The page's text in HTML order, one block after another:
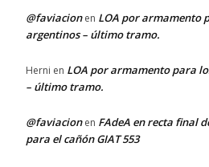
@faviacionen LOA por armamento
argentinos – último tramo.
Herni en LOA por armamento para
– último tramo.
@faviacionen FAdeA en recta final
para el cañón GIAT 553